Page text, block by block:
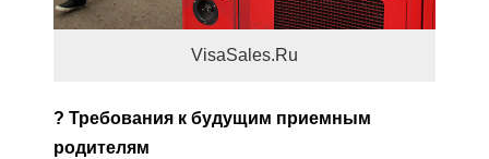
VisaSales.Ru
? Требования к будущим приемным
родителям